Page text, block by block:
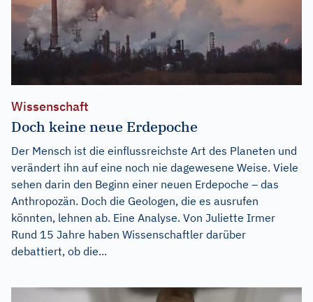
Wissenschaft
Doch keine neue Erdepoche
Der Mensch ist die einflussreichste Art des Planeten und
verändert ihn auf eine noch nie dagewesene Weise. Viele
sehen darin den Beginn einer neuen Erdepoche – das
Anthropozän. Doch die Geologen, die es ausrufen
könnten, lehnen ab. Eine Analyse. Von Juliette Irmer
Rund 15 Jahre haben Wissenschaftler darüber
debattiert, ob die...